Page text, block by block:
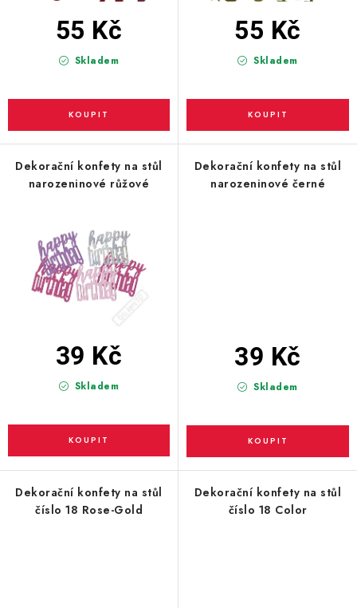
SEZÓNNÍ SVÁTKY
VYSTŘELOVACÍ KONFETY
ORGANZY, STOLOVÉ ŠERPY
Podmínky ochrany osobních údajů
Skladem
55 Kč
Skladem
55 Kč
Dekorační konfety na stůl
narozeninové růžové
Skladem
39 Kč
Dekorační konfety na stůl
narozeninové černé
Skladem
39 Kč
Dekorační konfety na stůl
číslo 18 Rose-Gold
Dekorační konfety na stůl
číslo 18 Color